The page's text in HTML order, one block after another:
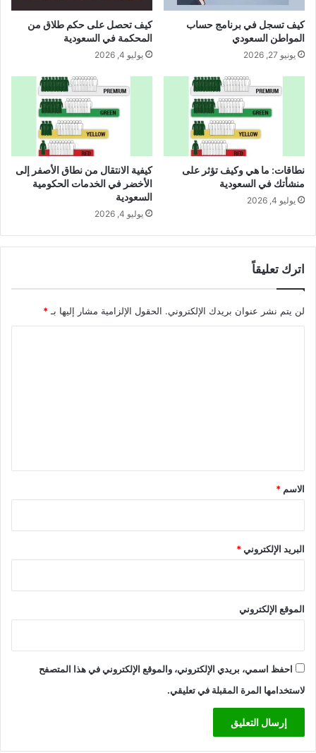
كيف تسجل في برنامج حساب
المواطن السعودي
يونيو 27, 2026
كيف تحصل على حكم طلاق من
المحكمة في السعودية
يوليو 4, 2026
نطاقات: ما هي وكيف تؤثر على
منشأتك في السعودية
يوليو 4, 2026
كيفية الانتقال من نطاق الأصفر إلى
الأخضر في الخدمات الحكومية
السعودية
يوليو 4, 2026
اترك تعليقاً
لن يتم نشر عنوان بريدك الإلكتروني. الحقول الإلزامية مشار إليها بـ *
*
الاسم *
البريد الإلكتروني*
الموقع الإلكتروني
احفظ اسمي، بريدي الإلكتروني، والموقع الإلكتروني في هذا المتصفح
لاستخدامها المرة المقبلة في تعليقي.